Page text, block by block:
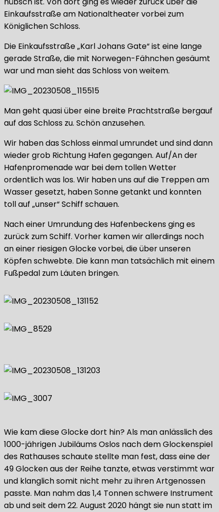
Einkaufsstraße am Nationaltheater vorbei zum
Königlichen Schloss.
Die Einkaufsstraße „Karl Johans Gate“ ist eine lange
gerade Straße, die mit Norwegen-Fähnchen gesäumt
war und man sieht das Schloss von weitem.
Man geht quasi über eine breite Prachtstraße bergauf
auf das Schloss zu. Schön anzusehen.
Wir haben das Schloss einmal umrundet und sind dann
wieder grob Richtung Hafen gegangen. Auf/An der
Hafenpromenade war bei dem tollen Wetter
ordentlich was los. Wir haben uns auf die Treppen am
Wasser gesetzt, haben Sonne getankt und konnten
toll auf „unser“ Schiff schauen.
Nach einer Umrundung des Hafenbeckens ging es
zurück zum Schiff. Vorher kamen wir allerdings noch
an einer riesigen Glocke vorbei, die über unseren
Köpfen schwebte. Die kann man tatsächlich mit einem
Fußpedal zum Läuten bringen.
Wie kam diese Glocke dort hin? Als man anlässlich des
1000-jährigen Jubiläums Oslos nach dem Glockenspiel
des Rathauses schaute stellte man fest, dass eine der
49 Glocken aus der Reihe tanzte, etwas verstimmt war
und klanglich somit nicht mehr zu ihren Artgenossen
passte. Man nahm das 1,4 Tonnen schwere Instrument
ab und seit dem 22. August 2020 hängt sie nun statt im